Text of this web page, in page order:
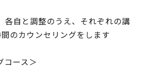
各自と調整のうえ、それぞれの講
のカウンセリングをします
コース＞